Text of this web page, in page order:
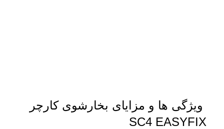
ویژگی ها و مزایای بخارشوی کارچر
SC4 EASYFIX